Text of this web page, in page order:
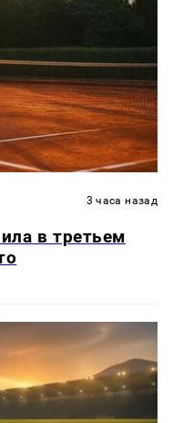
3 часа назад
в третьем